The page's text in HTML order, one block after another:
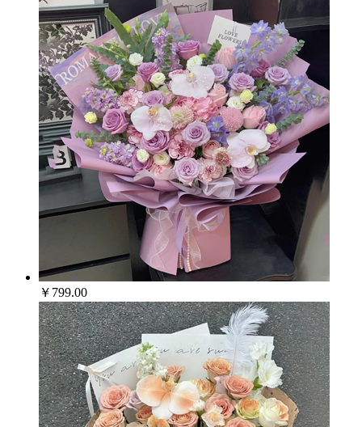
￥799.00